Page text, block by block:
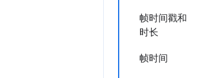
帧时间戳和
时长
帧时间